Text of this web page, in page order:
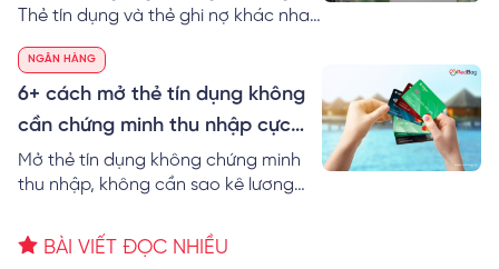
Thẻ tín dụng và thẻ ghi nợ khác nhau
dụng và cách sử dụng thẻ tín dụng
không mất lãi!
NGÂN HÀNG
6+ cách mở thẻ tín dụng không
cần chứng minh thu nhập cực
đơn giản
Mở thẻ tín dụng không chứng minh
thu nhập, không cần sao kê lương
mở thẻ tín dụng không cần chứng
minh thu nhập cực dễ.
BÀI VIẾT ĐỌC NHIỀU